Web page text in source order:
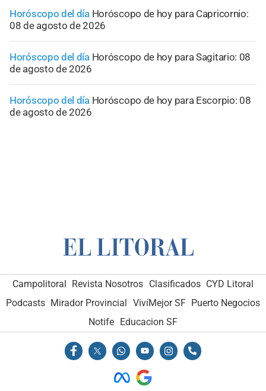
Horóscopo del día Horóscopo de hoy para Capricornio:
08 de agosto de 2026
Horóscopo del día Horóscopo de hoy para Sagitario: 08
de agosto de 2026
Horóscopo del día Horóscopo de hoy para Escorpio: 08
de agosto de 2026
Campolitoral Revista Nosotros Clasificados CYD Litoral
Podcasts Mirador Provincial VivíMejor SF Puerto Negocios
Notife Educacion SF